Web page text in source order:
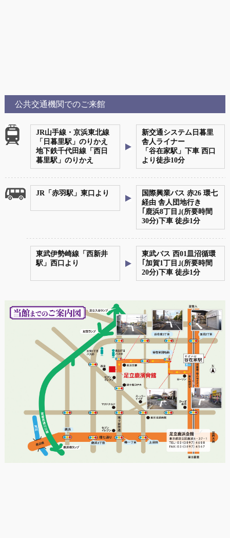
公共交通機関でのご来館
JR山手線・京浜東北線
「日暮里駅」のりかえ
地下鉄千代田線「西日
暮里駅」のりかえ
新交通システム日暮里
舎人ライナー
「 谷在家駅」下車 西口
より徒歩10分
JR「赤羽駅」東口より
国際興業バス 赤26 環七
経由 舎人団地行き
｢ 鹿浜8丁目 ｣(所要時間
30分)下車 徒歩1分
東武伊勢崎線「西新井
駅」西口より
東武バス 西01皿沼循環
｢ 加賀1丁目 ｣(所要時間
20分)下車 徒歩1分